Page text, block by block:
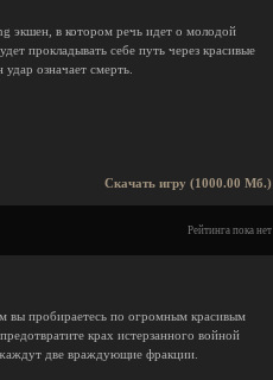
экшен, в котором речь идет о молодой
прокладывать себе путь через красивые
означает смерть.
Скачать игру (1000.00 Мб.)
Рейтинга пока нет
вы пробираетесь по огромным красивым
крах истерзанного войной
две враждующие фракции.